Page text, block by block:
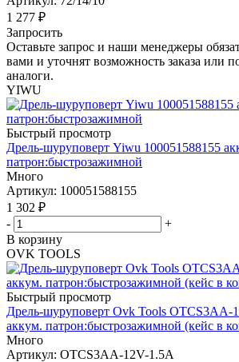
1 277 ₽
Запросить
Оставьте запрос и наши менеджеры
вами и уточнят возможность заказа или
аналоги.
YIWU
Быстрый просмотр
Дрель-шуруповерт Yiwu 100051588155
патрон:быстрозажимной
Много
Артикул: 100051588155
1 302 ₽
-
+
В корзину
OVK TOOLS
Быстрый просмотр
Дрель-шуруповерт Ovk Tools OTCS3AA-
аккум. патрон:быстрозажимной (кейс в
Много
Артикул: OTCS3AA-12V-1.5A